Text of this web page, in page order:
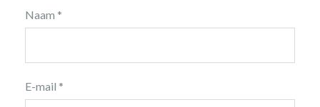
Naam *
E-mail *